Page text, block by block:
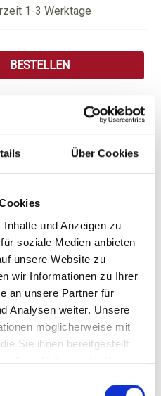
Über Cookies
und Anzeigen zu
soziale Medien anbieten
unsere Website zu
wir Informationen zu Ihrer
an unsere Partner für
Analysen weiter. Unsere
möglicherweise mit
Sie ihnen bereitgestellt
Ihrer Nutzung der Dienste
und
Das intensive Bukett ist
von Pfirsich,
auf. Am Gaumen
mit einer schönen
Das Finale
würzig (Ingwer,
lang.
1-3 Werktage
den gewünschten
BESTELLEN